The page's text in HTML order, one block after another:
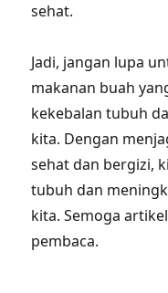
sehat.
Jadi, jangan lupa
makanan buah
kekebalan tubuh
kita. Dengan
sehat dan bergizi,
tubuh dan
kita. Semoga
pembaca.